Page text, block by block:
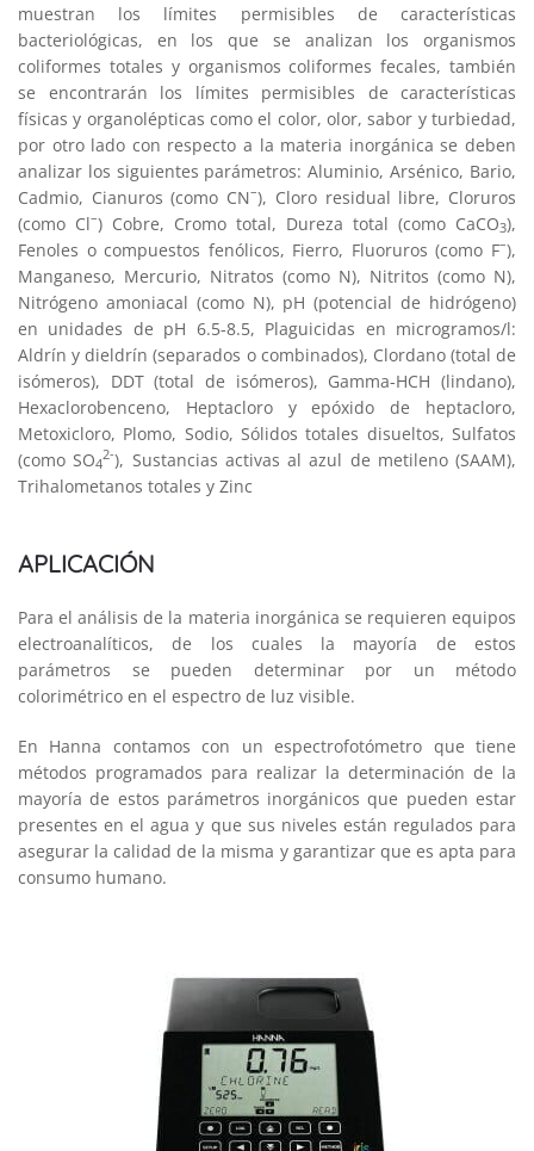
muestran los límites permisibles de características
bacteriológicas, en los que se analizan los organismos
coliformes totales y organismos coliformes fecales, también
se encontrarán los límites permisibles de características
físicas y organolépticas como el color, olor, sabor y turbiedad,
por otro lado con respecto a la materia inorgánica se deben
analizar los siguientes parámetros: Aluminio, Arsénico, Bario,
Cadmio, Cianuros (como CN–), Cloro residual libre, Cloruros
(como Cl–) Cobre, Cromo total, Dureza total (como CaCO3),
Fenoles o compuestos fenólicos, Fierro, Fluoruros (como F–),
Manganeso, Mercurio, Nitratos (como N), Nitritos (como N),
Nitrógeno amoniacal (como N), pH (potencial de hidrógeno)
en unidades de pH 6.5-8.5, Plaguicidas en microgramos/l:
Aldrín y dieldrín (separados o combinados), Clordano (total de
isómeros), DDT (total de isómeros), Gamma-HCH (lindano),
Hexaclorobenceno, Heptacloro y epóxido de heptacloro,
Metoxicloro, Plomo, Sodio, Sólidos totales disueltos, Sulfatos
(como SO4
2-), Sustancias activas al azul de metileno (SAAM),
Trihalometanos totales y Zinc
APLICACIÓN
Para el análisis de la materia inorgánica se requieren equipos
electroanalíticos, de los cuales la mayoría de estos
parámetros se pueden determinar por un método
colorimétrico en el espectro de luz visible.
En Hanna contamos con un espectrofotómetro que tiene
métodos programados para realizar la determinación de la
mayoría de estos parámetros inorgánicos que pueden estar
presentes en el agua y que sus niveles están regulados para
asegurar la calidad de la misma y garantizar que es apta para
consumo humano.